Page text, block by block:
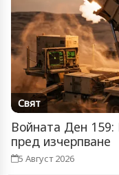
Свят
Войната Ден
пред изчерпване
5 Август 2026